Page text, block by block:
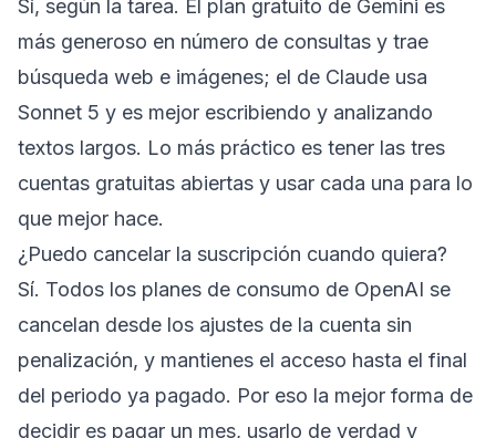
Sí, según la tarea. El plan gratuito de Gemini es
más generoso en número de consultas y trae
búsqueda web e imágenes; el de Claude usa
Sonnet 5 y es mejor escribiendo y analizando
textos largos. Lo más práctico es tener las tres
cuentas gratuitas abiertas y usar cada una para lo
que mejor hace.
¿Puedo cancelar la suscripción cuando quiera?
Sí. Todos los planes de consumo de OpenAI se
cancelan desde los ajustes de la cuenta sin
penalización, y mantienes el acceso hasta el final
del periodo ya pagado. Por eso la mejor forma de
decidir es pagar un mes, usarlo de verdad y